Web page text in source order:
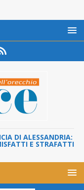
DI ALESSANDRIA:
E STRAFATTI